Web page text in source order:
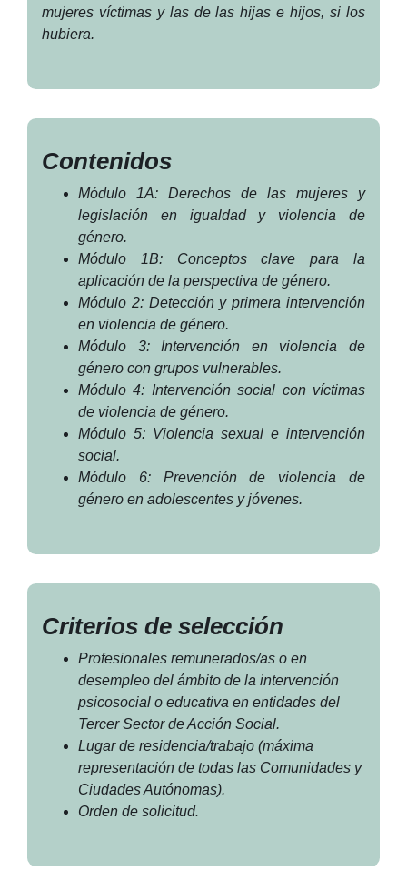
mujeres víctimas y las de las hijas e hijos, si los
hubiera.
Contenidos
Módulo 1A: Derechos de las mujeres y
legislación en igualdad y violencia de
género.
Módulo 1B: Conceptos clave para la
aplicación de la perspectiva de género.
Módulo 2: Detección y primera intervención
en violencia de género.
Módulo 3: Intervención en violencia de
género con grupos vulnerables.
Módulo 4: Intervención social con víctimas
de violencia de género.
Módulo 5: Violencia sexual e intervención
social.
Módulo 6: Prevención de violencia de
género en adolescentes y jóvenes.
Criterios de selección
Profesionales remunerados/as o en
desempleo del ámbito de la intervención
psicosocial o educativa en entidades del
Tercer Sector de Acción Social.
Lugar de residencia/trabajo (máxima
representación de todas las Comunidades y
Ciudades Autónomas).
Orden de solicitud.